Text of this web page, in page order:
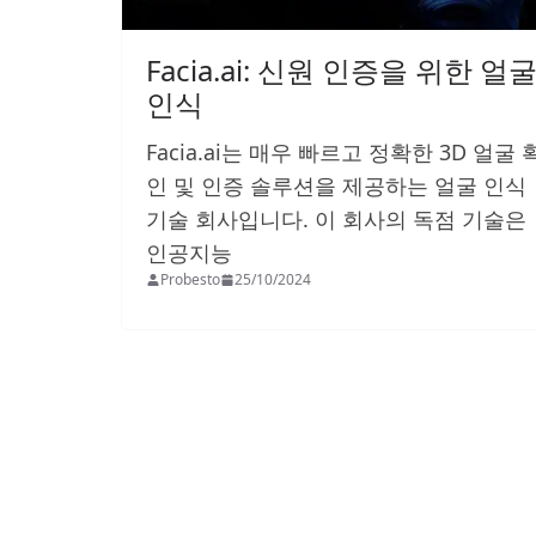
Facia.ai: 신원 인증을 위한 얼굴
인식
Facia.ai는 매우 빠르고 정확한 3D 얼굴
인 및 인증 솔루션을 제공하는 얼굴 인식
기술 회사입니다. 이 회사의 독점 기술은
인공지능
Probesto 25/10/2024